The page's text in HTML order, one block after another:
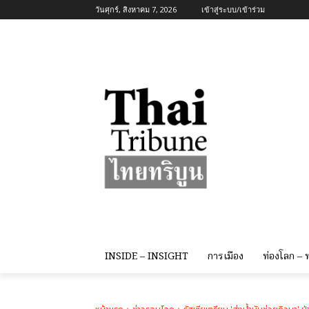
วันศุกร์, สิงหาคม 7, 2026 เข้าสู่ระบบ/เข้าร่วม
INSIDE – INSIGHT การเมือง ท่องโลก –